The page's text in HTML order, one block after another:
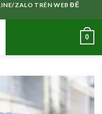
ZALO TRÊN WEB ĐỂ
0